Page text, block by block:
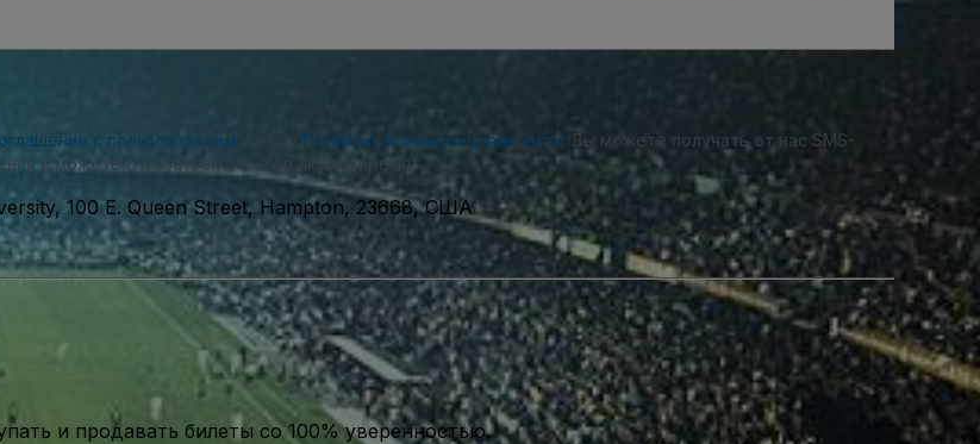
с пользователем Политику конфиденциальности . Вы можете получать от нас SMS-
и можете отказаться от них в любое время.
100 E. Queen Street, Hampton, 23668, США
и продавать билеты со 100% уверенностью.